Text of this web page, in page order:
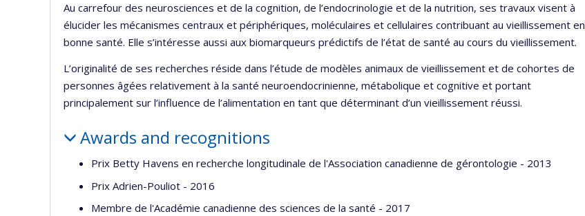
Au carrefour des neurosciences et de la cognition, de l’endocrinologie et de la nutrition, ses travaux visent à
élucider les mécanismes centraux et périphériques, moléculaires et cellulaires contribuant au vieillissement en
bonne santé. Elle s’intéresse aussi aux biomarqueurs prédictifs de l’état de santé au cours du vieillissement.
L’originalité de ses recherches réside dans l’étude de modèles animaux de vieillissement et de cohortes de
personnes âgées relativement à la santé neuroendocrinienne, métabolique et cognitive et portant
principalement sur l’influence de l’alimentation en tant que déterminant d’un vieillissement réussi.
Awards and recognitions
Prix Betty Havens en recherche longitudinale de l'Association canadienne de gérontologie - 2013
Prix Adrien-Pouliot - 2016
Membre de l'Académie canadienne des sciences de la santé - 2017